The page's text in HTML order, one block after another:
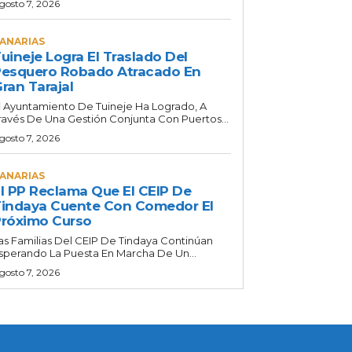
7, 2026
Logra El Traslado Del
Robado Atracado En
Tarajal
Ayuntamiento De Tuineje Ha Logrado, A
De Una Gestión Conjunta Con Puertos...
7, 2026
PP Reclama Que El CEIP De
Cuente Con Comedor El
Curso
Familias Del CEIP De Tindaya Continúan
La Puesta En Marcha De Un...
7, 2026